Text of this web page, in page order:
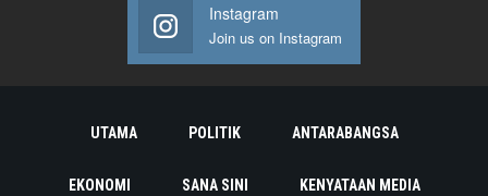
Instagram
Join us on Instagram
UTAMA POLITIK ANTARABANGSA
EKONOMI SANA SINI KENYATAAN MEDIA